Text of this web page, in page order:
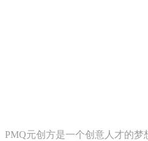
PMQ元创方是一个创意人才的梦